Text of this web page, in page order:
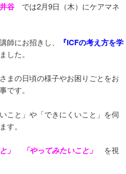
谷 では2月9日（木）にケアマネ
師にお招きし、
『ICFの考え方を学
した。
まの日頃の様子やお困りごとをお
です。
こと」や「できにくいこと」を伺
す。
と」 「やってみたいこと」
を視